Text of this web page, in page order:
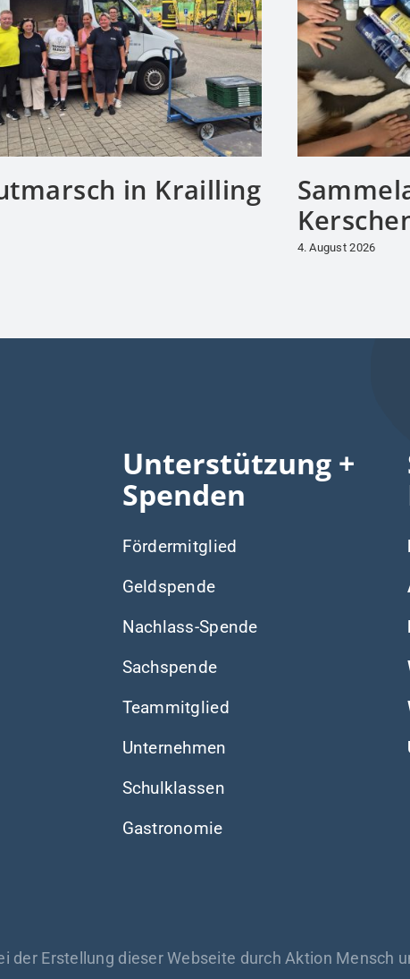
in Krailling
4. August 2026
Unterstützung +
Spenden
Fördermitglied
Geldspende
Nachlass-Spende
Sachspende
Teammitglied
Unternehmen
Schulklassen
Gastronomie
der Erstellung dieser Webseite durch Aktion Mensch